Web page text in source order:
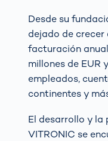
Desde su
dejado de crecer
facturación
millones de EUR
empleados,
continentes y
El desarrollo y la
VITRONIC se